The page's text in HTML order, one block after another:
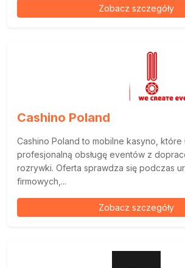
Zobacz szczegóły
Cashino Poland
Cashino Poland to mobilne kasyno, które
profesjonalną obsługę eventów z
rozrywki. Oferta sprawdza się podczas
firmowych,...
Zobacz szczegóły